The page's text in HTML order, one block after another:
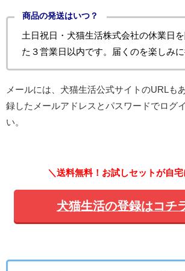
商品の発送はいつ？
土日祝日・犬猫生活株式会社の休業日
た３営業日以内です。届くのを楽しみに
メールには、犬猫生活公式サイトのURLも
録したメールアドレスとパスワードでログ
い。
＼送料無料！お試しセットが自
犬猫生活の登録はコチ